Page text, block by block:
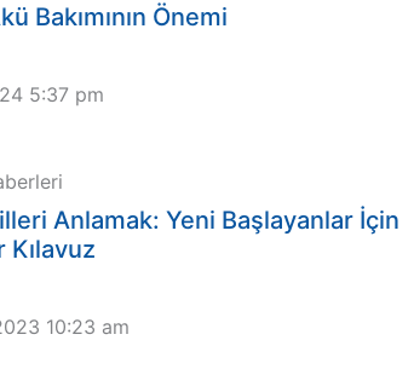
Bakımının Önemi
5:37 pm
Anlamak: Yeni Başlayanlar İçin
Kılavuz
10:23 am